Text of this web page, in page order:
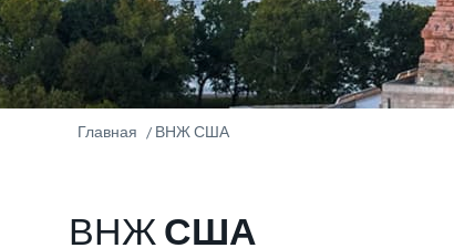
Главная ВНЖ США
ВНЖ США